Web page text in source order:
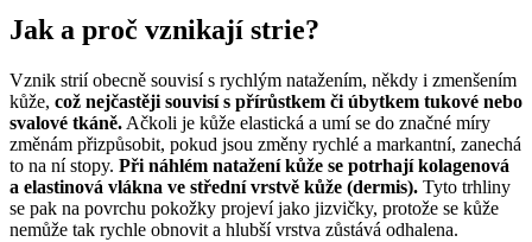
Jak a proč vznikají strie?
Vznik strií obecně souvisí s rychlým natažením, někdy i zmenšením
kůže, což nejčastěji souvisí s přírůstkem či úbytkem tukové nebo
svalové tkáně. Ačkoli je kůže elastická a umí se do značné míry
změnám přizpůsobit, pokud jsou změny rychlé a markantní, zanechá
to na ní stopy. Při náhlém natažení kůže se potrhají kolagenová
a elastinová vlákna ve střední vrstvě kůže (dermis). Tyto trhliny
se pak na povrchu pokožky projeví jako jizvičky, protože se kůže
nemůže tak rychle obnovit a hlubší vrstva zůstává odhalena.